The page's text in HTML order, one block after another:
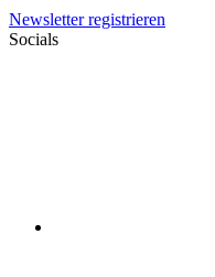
Newsletter registrieren
Socials